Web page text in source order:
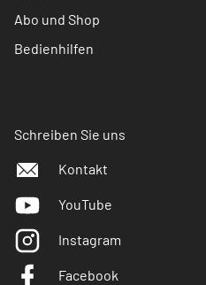
Abo und Shop
Bedienhilfen
Schreiben Sie uns
Kontakt
YouTube
Instagram
Facebook